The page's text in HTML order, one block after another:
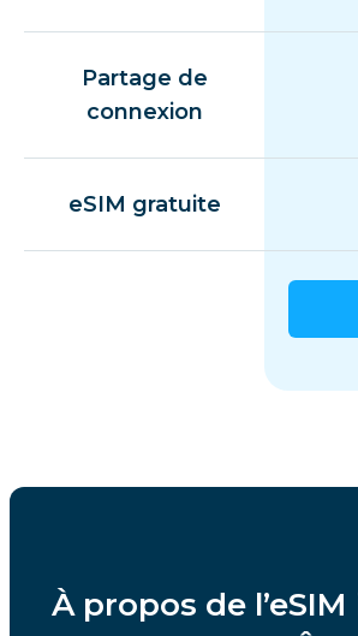
Partage de
connexion
eSIM gratuite
À propos de